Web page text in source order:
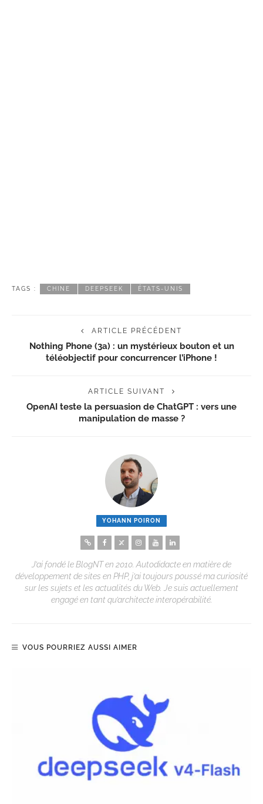
TAGS : CHINE DEEPSEEK ÉTATS-UNIS
ARTICLE PRÉCÉDENT
Nothing Phone (3a) : un mystérieux bouton et un
téléobjectif pour concurrencer l’iPhone !
ARTICLE SUIVANT
OpenAI teste la persuasion de ChatGPT : vers une
manipulation de masse ?
YOHANN POIRON
J’ai fondé le BlogNT en 2010. Autodidacte en matière de
développement de sites en PHP, j’ai toujours poussé ma curiosité
sur les sujets et les actualités du Web. Je suis actuellement
engagé en tant qu’architecte interopérabilité.
VOUS POURRIEZ AUSSI AIMER